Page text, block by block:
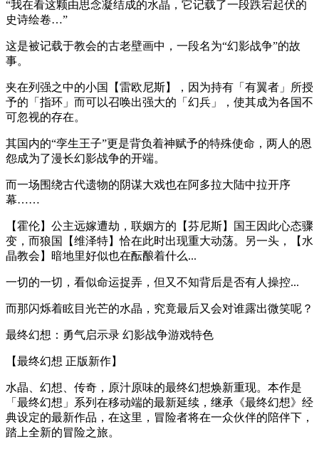
“我在看这颗由思念凝结成的水晶，它记载了一段跌宕起伏的
史诗绘卷…”
这是被记载于教会的古老壁画中，一段名为“幻影战争”的故
事。
夹在列强之中的小国【雷欧尼斯】，因为持有「有翼者」所授
予的「指环」而可以召唤出强大的「幻兵」，使其成为各国不
可忽视的存在。
其国内的“孪生王子”更是背负着神赋予的特殊使命，两人的恩
怨成为了漫长幻影战争的开端。
而一场围绕古代遗物的阴谋大戏也在阿多拉大陆中拉开序
幕……
【霍伦】公主远嫁遭劫，联姻方的【芬尼斯】国王因此心态骤
变，而狼国【维泽特】恰在此时出现重大动荡。另一头，【水
晶教会】暗地里好似也在酝酿着什么...
一切的一切，看似命运捉弄，但又不知背后是否有人操控...
而那闪烁着眩目光芒的水晶，究竟最后又会对谁露出微笑呢？
最终幻想：勇气启示录 幻影战争游戏特色
【最终幻想 正版新作】
水晶、幻想、传奇，原汁原味的最终幻想焕新重现。本作是
「最终幻想」系列在移动端的最新延续，继承《最终幻想》经
典设定的最新作品，在这里，冒险者将在一众伙伴的陪伴下，
踏上全新的冒险之旅。